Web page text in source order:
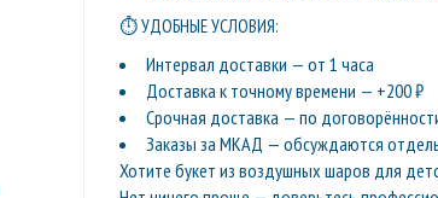
⏱ УДОБНЫЕ УСЛОВИЯ:
Интервал доставки — от 1 часа
Доставка к точному времени — +200 ₽
Срочная доставка — по
Заказы за МКАД — обсуждаются
Хотите букет из воздушных шаров для